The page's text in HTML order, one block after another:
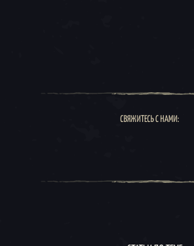
СВЯЖИТЕСЬ С НАМИ: